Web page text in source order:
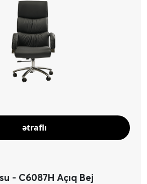
ətraflı
- C6087H Açıq Bej